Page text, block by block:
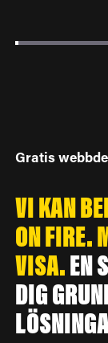
Gratis
VI KAN
ON FIRE.
VISA.EN
DIG